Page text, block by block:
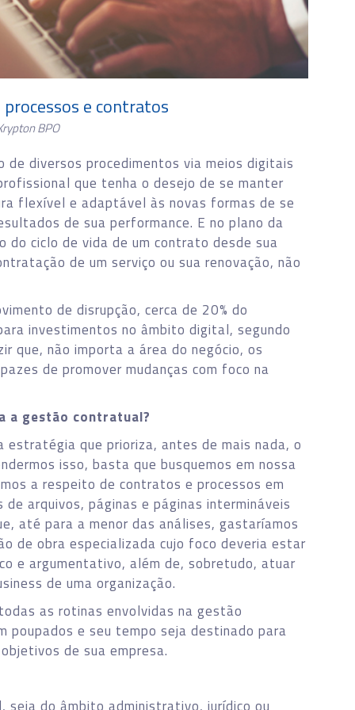
e contratos
BPO
diversos procedimentos via meios digitais
que tenha o desejo de se manter
flexível e adaptável às novas formas de se
de sua performance. E no plano da
ciclo de vida de um contrato desde sua
de um serviço ou sua renovação, não
de disrupção, cerca de 20% do
investimentos no âmbito digital, segundo
que, não importa a área do negócio, os
de promover mudanças com foco na
a gestão contratual?
que prioriza, antes de mais nada, o
isso, basta que busquemos em nossa
a respeito de contratos e processos em
arquivos, páginas e páginas intermináveis
até para a menor das análises, gastaríamos
de obra especializada cujo foco deveria estar
e argumentativo, além de, sobretudo, atuar
de uma organização.
as rotinas envolvidas na gestão
poupados e seu tempo seja destinado para
de sua empresa.